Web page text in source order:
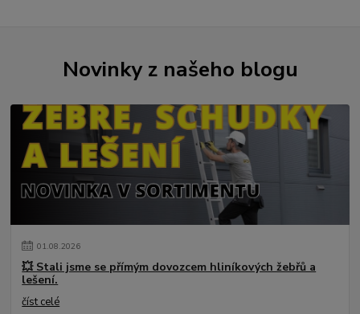
Novinky z našeho blogu
01.08.2026
💥 Stali jsme se přímým dovozcem hliníkových žebřů a
lešení.
číst celé